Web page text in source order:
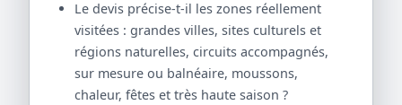
Le devis précise-t-il les zones réellement
visitées : grandes villes, sites culturels et
régions naturelles, circuits accompagnés,
sur mesure ou balnéaire, moussons,
chaleur, fêtes et très haute saison ?